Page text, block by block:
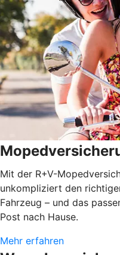
Mit der R+V-
unkompliziert den
Fahrzeug – und das
Post nach Hause.
Mehr erfahren